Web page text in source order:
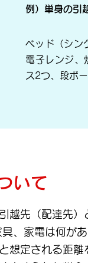
例）単身の引
ベッド（シン
電子レンジ、
ス2つ、段ボ
いて
越先（配達先）
、家電は何があ
想定される距離